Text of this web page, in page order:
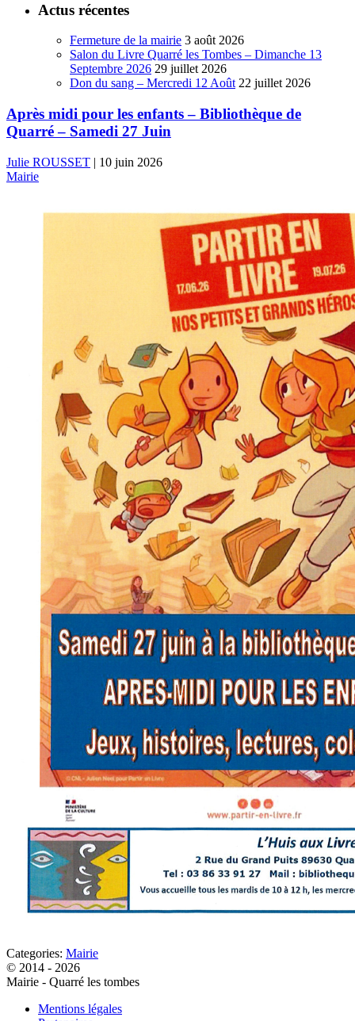
Actus récentes
Fermeture de la mairie 3 août 2026
Salon du Livre Quarré les Tombes – Dimanche 13
Septembre 2026 29 juillet 2026
Don du sang – Mercredi 12 Août 22 juillet 2026
Après midi pour les enfants – Bibliothèque de
Quarré – Samedi 27 Juin
Julie ROUSSET | 10 juin 2026
Mairie
Categories: Mairie
© 2014 - 2026
Mairie - Quarré les tombes
Mentions légales